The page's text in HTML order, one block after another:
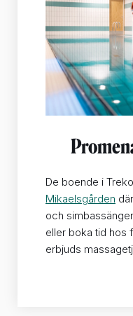
De boende i
Mikaelsgården
och
eller boka tid hos
erbjuds